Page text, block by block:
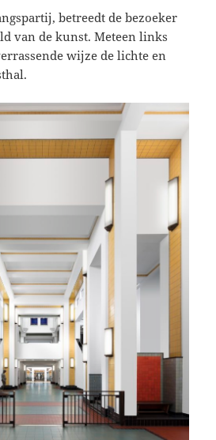
betreedt de bezoeker
van de kunst. Meteen links
wijze de lichte en